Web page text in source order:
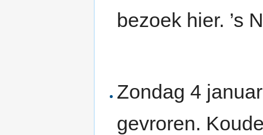
bezoek hier. ’s
Zondag 4
gevroren.